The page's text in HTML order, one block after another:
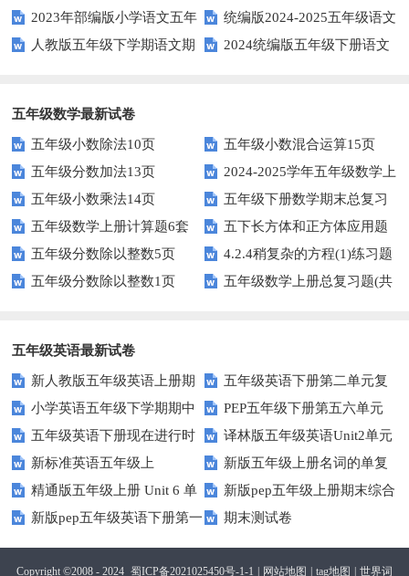
下学期期末测试卷
测题
2023年部编版小学语文五年
级下册期末模拟题
统编版2024-2025五年级语文
第一学期期末测试卷
人教版五年级下学期语文期
2024统编版五年级下册语文
五年级数学最新试卷
五年级小数除法10页
五年级小数混合运算15页
五年级分数加法13页
2024-2025学年五年级数学上
册期末素养测评卷（考试版A4
人教版）
五年级小数乘法14页
五年级下册数学期末总复习
题——选择题专项练习
五年级数学上册计算题6套
五下长方体和正方体应用题
专项训练
五年级分数除以整数5页
4.2.4稍复杂的方程(1)练习题
及答案
五年级分数除以整数1页
五年级数学上册总复习题(共
五年级英语最新试卷
新人教版五年级英语上册期
中词汇复习Unit1-Unit3
五年级英语下册第二单元复
习卷
小学英语五年级下学期期中
书写及单词识记测试卷
PEP五年级下册第五六单元
练习题
五年级英语下册现在进行时
练习题
译林版五年级英语Unit2单元
测试卷
新标准英语五年级上
module2复习题
新版五年级上册名词的单复
数形式复习题
精通版五年级上册 Unit 6 单
元测试
新版pep五年级上册期末综合
测试卷
新版pep五年级英语下册第一
二单元测试题(Unit1-Unit2)
期末测试卷
Copyright ©2008 - 2024 蜀ICP备2021025450号-1-1 | 网站地图 | tag地图 | 世界词